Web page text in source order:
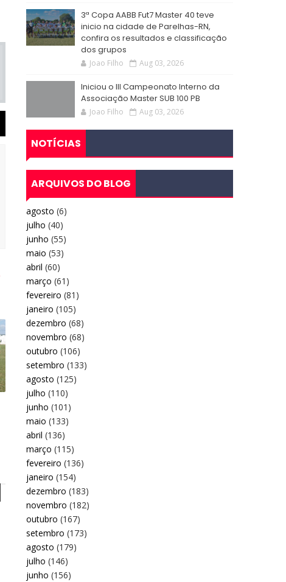
3ª Copa AABB Fut7 Master 40 teve
inicio na cidade de Parelhas-RN,
confira os resultados e classificação
dos grupos
Joao Filho Aug 03, 2026
Iniciou o III Campeonato Interno da
Associação Master SUB 100 PB
Joao Filho Aug 03, 2026
NOTÍCIAS
ARQUIVOS DO BLOG
agosto (6)
julho (40)
junho (55)
maio (53)
abril (60)
março (61)
fevereiro (81)
janeiro (105)
dezembro (68)
novembro (68)
outubro (106)
setembro (133)
agosto (125)
julho (110)
junho (101)
maio (133)
abril (136)
março (115)
fevereiro (136)
janeiro (154)
dezembro (183)
novembro (182)
outubro (167)
setembro (173)
agosto (179)
julho (146)
junho (156)